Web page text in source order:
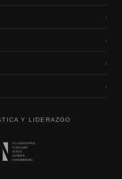
›
›
›
›
Y LIDERAZGO